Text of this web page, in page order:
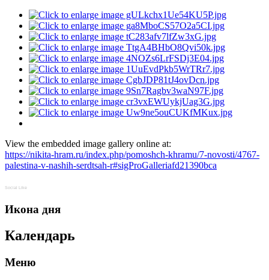
View the embedded image gallery online at:
https://nikita-hram.ru/index.php/pomoshch-khramu/7-novosti/4767-
palestina-v-nashih-serdtsah-r#sigProGalleriafd21390bca
Social Like
Икона дня
Календарь
Меню